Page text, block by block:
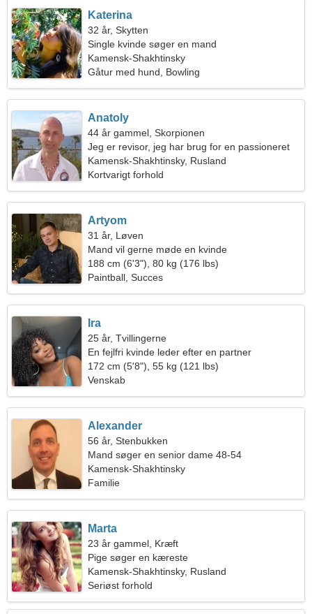
Katerina
32 år, Skytten
Single kvinde søger en mand
Kamensk-Shakhtinsky
Gåtur med hund, Bowling
Anatoly
44 år gammel, Skorpionen
Jeg er revisor, jeg har brug for en passioneret
kvinde
Kamensk-Shakhtinsky, Rusland
Kortvarigt forhold
Artyom
31 år, Løven
Mand vil gerne møde en kvinde
188 cm (6'3"), 80 kg (176 lbs)
Paintball, Succes
Ira
25 år, Tvillingerne
En fejlfri kvinde leder efter en partner
172 cm (5'8"), 55 kg (121 lbs)
Venskab
Alexander
56 år, Stenbukken
Mand søger en senior dame 48-54
Kamensk-Shakhtinsky
Familie
Marta
23 år gammel, Kræft
Pige søger en kæreste
Kamensk-Shakhtinsky, Rusland
Seriøst forhold